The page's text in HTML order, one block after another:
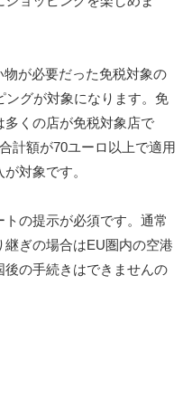
が必要だった免税対象の
ングが対象になります。免
くの店が免税対象店で
計額が70ユーロ以上で適用
対象です。
の提示が必須です。通常
ぎの場合はEU圏内の空港
の手続きはできませんの